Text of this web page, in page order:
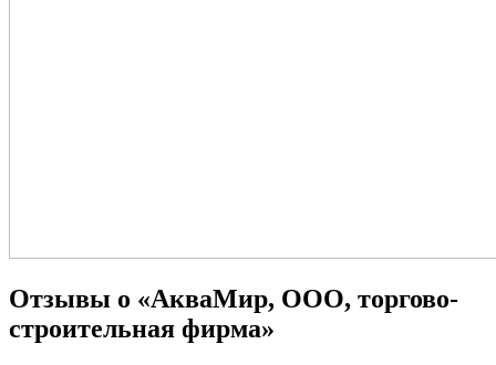
Отзывы о «АкваМир, ООО, торгово-
строительная фирма»